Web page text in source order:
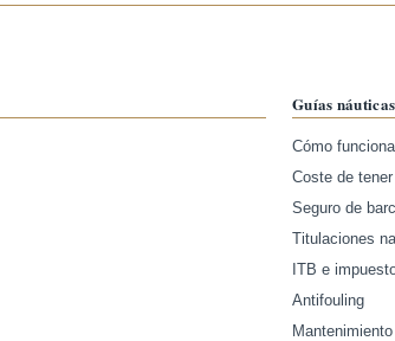
Guías náuticas
Cómo funciona
Coste de
Seguro de
Titulaciones
ITB e
Antifouling